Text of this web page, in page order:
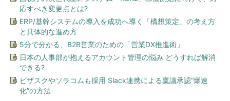
ビジネスの世界では、競争相手はライバルでありながら協力者
になることも多くあります。
今も昔も「マイクロソフト」と「アップル」は、PCのOS市場
でライバル関係にあります。ユーザー層を広げることなくシェア
を奪い合っていれば、市場の繁栄はなかったでしょう。しかし両
社が、ユーザーインターフェース改良の努力をし、エンターテイ
ンメント面を充実させ、企業だけでなく家庭や学校へ広める工夫
応すべき変更点とは?
ERP/基幹システムの導入を成功へ導く「構想策定」の考え方
と具体的な進め方
5分で分かる、B2B営業のための「営業DX推進術」
日本の人事部が抱えるアカウント管理の悩み どうすれば解消
できる?
ビザスクやソラコムも採用 Slack連携による稟議承認“爆速
化”の方法